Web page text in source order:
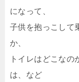
になって、
子供を抱っこして
か、
トイレはどこな
は、など